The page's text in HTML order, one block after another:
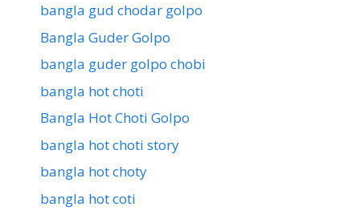
bangla gud chodar golpo
Bangla Guder Golpo
bangla guder golpo chobi
bangla hot choti
Bangla Hot Choti Golpo
bangla hot choti story
bangla hot choty
bangla hot coti